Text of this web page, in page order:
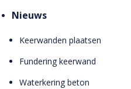
Nieuws
Keerwanden plaatsen
Fundering keerwand
Waterkering beton